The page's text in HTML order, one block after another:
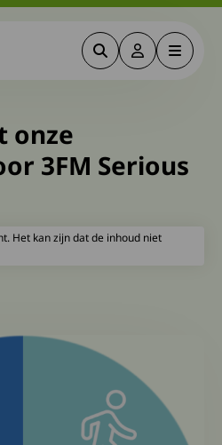
ZoekenDeze link
Menu
onze
3FM Serious
Het kan zijn dat de inhoud niet